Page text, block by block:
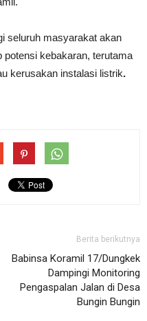
seluruh masyarakat akan
potensi kebakaran, terutama
kerusakan instalasi listrik.
Berita berikutnya
Babinsa Koramil 17/Dungkek
Dampingi Monitoring
Pengaspalan Jalan di Desa
Bungin Bungin